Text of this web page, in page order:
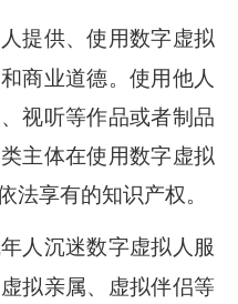
提供、使用数字虚拟
商业道德。使用他人
视听等作品或者制品
主体在使用数字虚拟
法享有的知识产权。
人沉迷数字虚拟人服
拟亲属、虚拟伴侣等